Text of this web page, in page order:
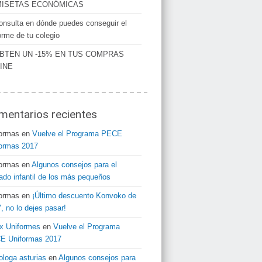
ECONÓMICAS
en dónde puedes conseguir el
de tu colegio
UN -15% EN TUS COMPRAS
recientes
en Vuelve el Programa PECE
2017
en Algunos consejos para el
infantil de los más pequeños
en ¡Último descuento Konvoko de
no lo dejes pasar!
Uniformes en Vuelve el Programa
Uniformas 2017
asturias en Algunos consejos para